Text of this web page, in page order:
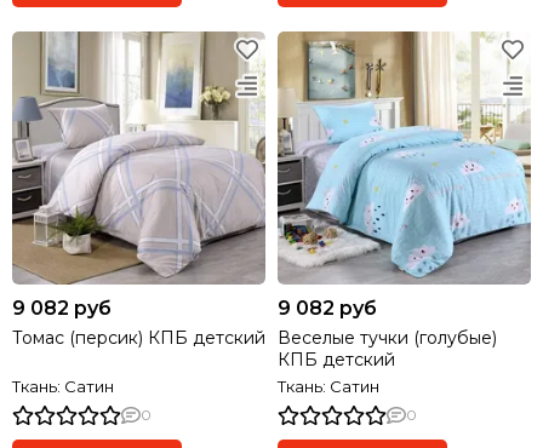
9 082 руб
Томас (персик) КПБ детский
Ткань: Сатин
0
9 082 руб
Веселые тучки (голубые)
КПБ детский
Ткань: Сатин
0